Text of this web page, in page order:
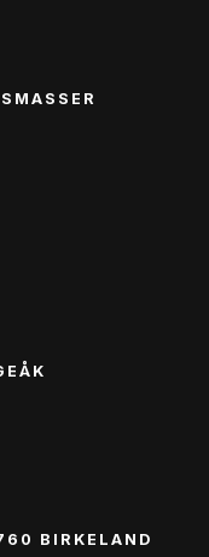
BIRKELAND